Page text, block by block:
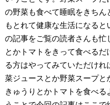
の野菜も食べて睡眠をきち
もとれて健康な生活になる
の記事をご覧の読者さんも忙
とかトマトをきって食べる
る方はやってみていただけ
菜ジュースとか野菜スープと
きゅうりとかトマトを食べ